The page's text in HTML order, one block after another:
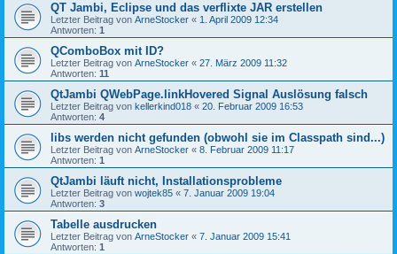
QT Jambi, Eclipse und das verflixte JAR erstellen
Letzter Beitrag von ArneStocker « 1. April 2009 12:34
Antworten: 1
QComboBox mit ID?
Letzter Beitrag von ArneStocker « 27. März 2009 11:32
Antworten: 11
QtJambi QWebPage.linkHovered Signal Auslösung falsch
Letzter Beitrag von kellerkind018 « 20. Februar 2009 16:53
Antworten: 4
libs werden nicht gefunden (obwohl sie im Classpath sind...)
Letzter Beitrag von ArneStocker « 8. Februar 2009 11:17
Antworten: 1
QtJambi läuft nicht, Installationsprobleme
Letzter Beitrag von wojtek85 « 7. Januar 2009 19:04
Antworten: 3
Tabelle ausdrucken
Letzter Beitrag von ArneStocker « 7. Januar 2009 15:41
Antworten: 1